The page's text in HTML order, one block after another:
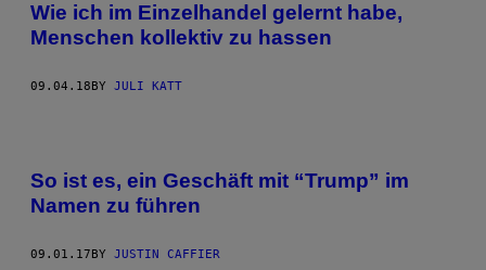
Wie ich im Einzelhandel gelernt habe,
Menschen kollektiv zu hassen
09.04.18BY JULI KATT
So ist es, ein Geschäft mit “Trump” im
Namen zu führen
09.01.17BY JUSTIN CAFFIER